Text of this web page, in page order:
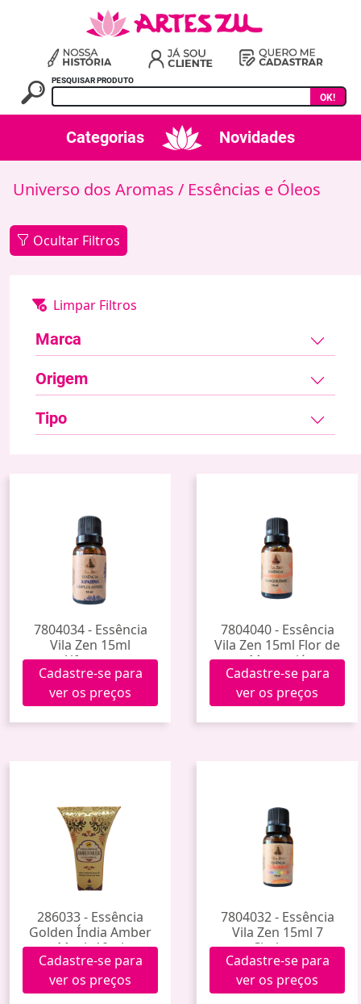
PESQUISAR PRODUTO
OK!
Categorias Novidades
Universo dos Aromas / Essências e Óleos
Ocultar Filtros
Marca
Origem
Tipo
7804034 - Essência
Vila Zen 15ml
Alfazema
Cadastre-se para
ver os preços
7804040 - Essência
Vila Zen 15ml Flor de
Maracujá
Cadastre-se para
ver os preços
286033 - Essência
Golden Índia Amber
Musk 10ml
Cadastre-se para
ver os preços
7804032 - Essência
Vila Zen 15ml 7
Chakras
Cadastre-se para
ver os preços